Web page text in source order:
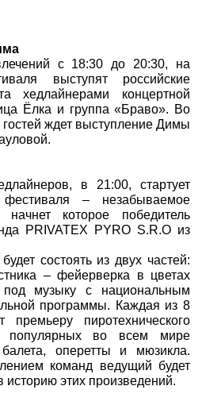
с 18:30 до 20:30, на
выступят российские
хедлайнерами концертной
Ёлка и группа «Браво». Во
ждет выступление Димы
в 21:00, стартует
– незабываемое
начнет которое победитель
PRIVATEX PYRO S.R.O из
состоять из двух частей:
– фейерверка в цветах
под музыку с национальным
программы. Каждая из 8
премьеру пиротехнического
популярных во всем мире
оперетты и мюзикла.
команд ведущий будет
историю этих произведений.